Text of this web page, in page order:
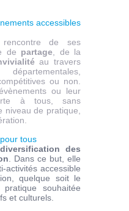
accessibles
de ses
de partage, de la
au travers
ou non.
ou leur
à tous, sans
niveau de pratique,
tous
des
. Dans ce but, elle
activités accessible
quelque soit le
souhaitée
et culturels.